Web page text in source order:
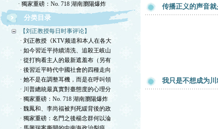
· 獨家重磅：No. 718 湖南瀏陽爆炸
分类目录
【刘正教授每日时事评论】
· 刘正教授《KTV频道和本人在各大
· 如今習近平持續清洗、追殺王岐山
· 從打狗看主人的最新遮羞布（另有
· 後習近平時代中國社會的四種走向
· 她不是在調整耳機，而是在呼叫領
· 川普總統最真實對臺態度的心理分
· 獨家重磅：No. 718 湖南瀏陽爆炸
· 魏鳳和、李尚福被判死緩背後的政
· 獨家重磅：名門之後楊念群何以淪
传播正义的声音
我只是不想成为